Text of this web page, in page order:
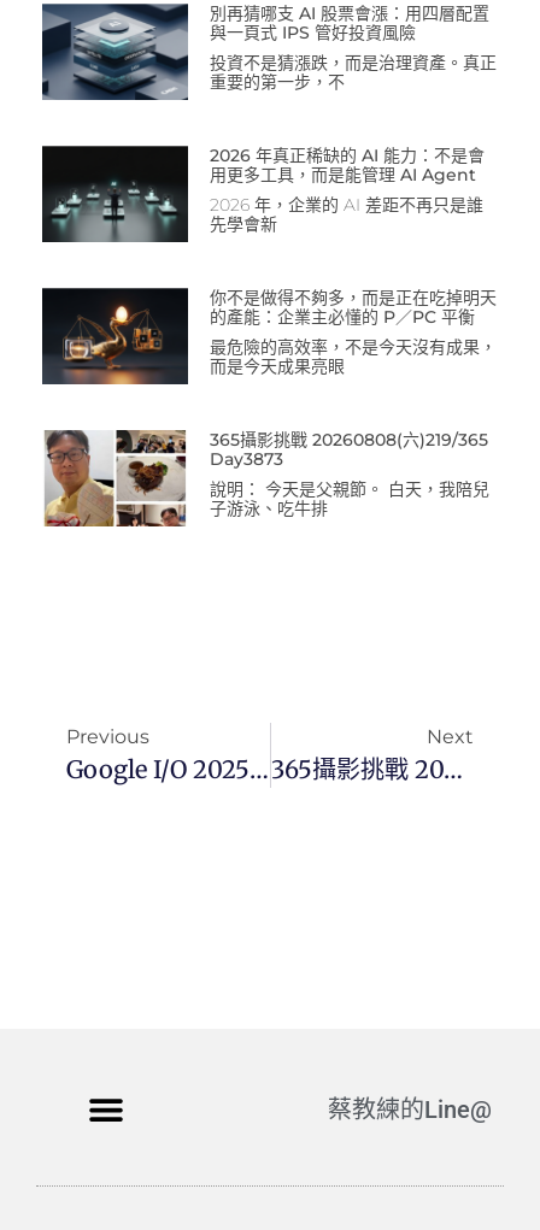
別再猜哪支 AI 股票會漲：用四層配置
與一頁式 IPS 管好投資風險
投資不是猜漲跌，而是治理資產。真正
重要的第一步，不
2026 年真正稀缺的 AI 能力：不是會
用更多工具，而是能管理 AI Agent
2026 年，企業的 AI 差距不再只是誰
先學會新
你不是做得不夠多，而是正在吃掉明天
的產能：企業主必懂的 P／PC 平衡
最危險的高效率，不是今天沒有成果，
而是今天成果亮眼
365攝影挑戰 20260808(六)219/365
Day3873
說明： 今天是父親節。 白天，我陪兒
子游泳、吃牛排
Previous
Google I/O 2025 開場主題演講的重點整理
Next
365攝影挑戰 20250521(三)141/365 Day3410
蔡教練的Line@